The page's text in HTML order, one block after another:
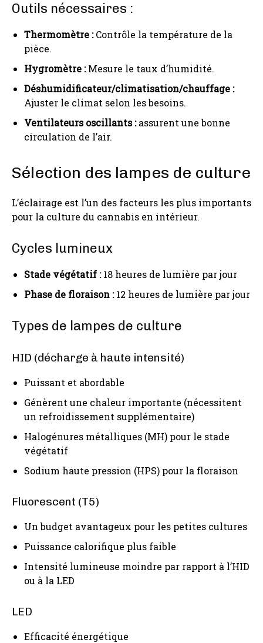
Outils nécessaires :
Thermomètre :Contrôle la température de la
pièce.
Hygromètre :Mesure le taux d’humidité.
Déshumidificateur/climatisation/chauffage :
Ajuster le climat selon les besoins.
Ventilateurs oscillants :assurent une bonne
circulation de l’air.
Sélection des lampes de culture
L’éclairage est l’un des facteurs les plus importants
pour la culture du cannabis en intérieur.
Cycles lumineux
Stade végétatif :18 heures de lumière par jour
Phase de floraison :12 heures de lumière par jour
Types de lampes de culture
HID (décharge à haute intensité)
Puissant et abordable
Génèrent une chaleur importante (nécessitent
un refroidissement supplémentaire)
Halogénures métalliques (MH) pour le stade
végétatif
Sodium haute pression (HPS) pour la floraison
Fluorescent (T5)
Un budget avantageux pour les petites cultures
Puissance calorifique plus faible
Intensité lumineuse moindre par rapport à l’HID
ou à la LED
LED
Efficacité énergétique